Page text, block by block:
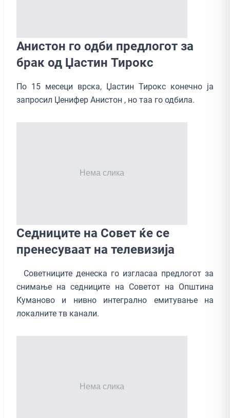
Анистон го одби предлогот за
брак од Џастин Тирокс
По 15 месеци врска, Џастин Тирокс конечно ја
запросил Џенифер Анистон , но таа го одбила.
Седниците на Совет ќе се
пренесуваат на телевизија
Советниците денеска го изгласаа предлогот за
снимање на седниците на Советот на Општина
Куманово и нивно интегрално емитување на
локалните тв канали.